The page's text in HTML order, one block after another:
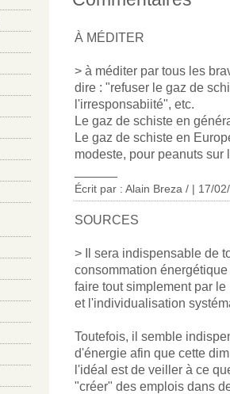
À MÉDITER
> à méditer par tous les
dire : "refuser le gaz de
l'irresponsabiité", etc.
Le gaz de schiste en
Le gaz de schiste en
modeste, pour peanuts sur
Écrit par : Alain Breza / | 17/
SOURCES
> Il sera indispensable de
consommation
faire tout simplement par
et l'individualisation
Toutefois, il semble
d'énergie afin que cette
l'idéal est de veiller à ce
"créer" des emplois dans